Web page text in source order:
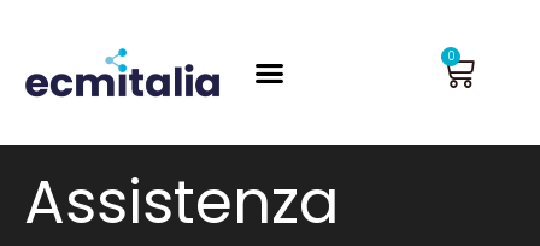
contenuto
0
Assistenza